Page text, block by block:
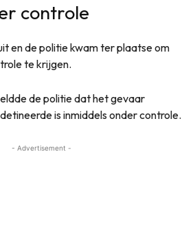
controle
en de politie kwam ter plaatse om
te krijgen.
de politie dat het gevaar
is inmiddels onder controle.
- Advertisement -